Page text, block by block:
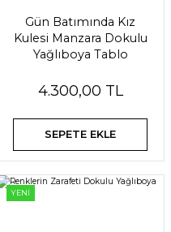
Gün Batımında Kız
Kulesi Manzara Dokulu
Yağlıboya Tablo
4.300,00 TL
SEPETE EKLE
YENİ